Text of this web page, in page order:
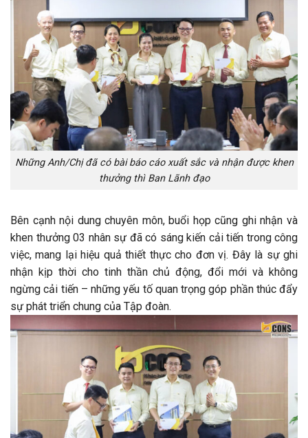
Những Anh/Chị đã có bài báo cáo xuất sắc và nhận được khen
thưởng thì Ban Lãnh đạo
Bên cạnh nội dung chuyên môn, buổi họp cũng ghi nhận và
khen thưởng 03 nhân sự đã có sáng kiến cải tiến trong công
việc, mang lại hiệu quả thiết thực cho đơn vị. Đây là sự ghi
nhận kịp thời cho tinh thần chủ động, đổi mới và không
ngừng cải tiến – những yếu tố quan trọng góp phần thúc đẩy
sự phát triển chung của Tập đoàn.